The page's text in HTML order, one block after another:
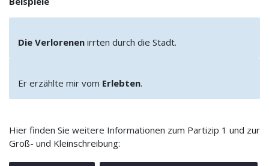
Die Verlorenen irrten durch die Stadt.
Er erzählte mir vom Erlebten.
Hier finden Sie weitere Informationen zum Partizip 1 und zur
Groß- und Kleinschreibung: